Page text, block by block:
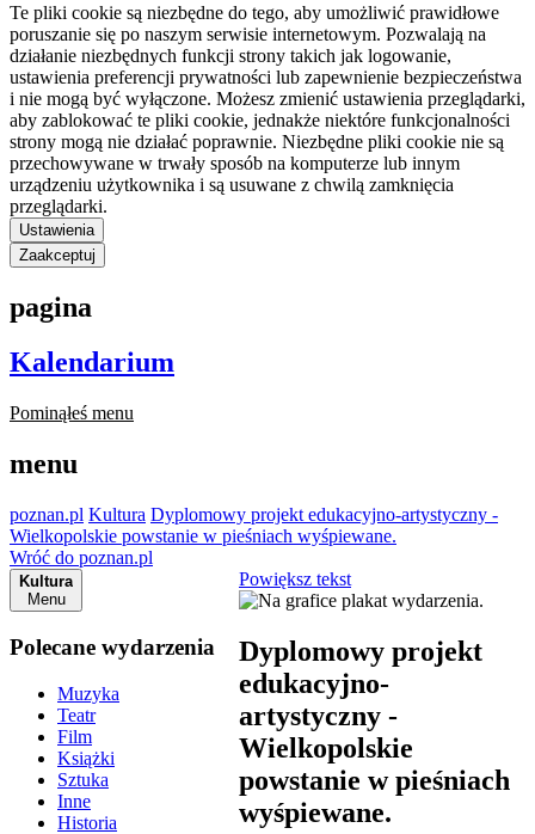
Te pliki cookie są niezbędne do tego, aby umożliwić prawidłowe
poruszanie się po naszym serwisie internetowym. Pozwalają na
działanie niezbędnych funkcji strony takich jak logowanie,
ustawienia preferencji prywatności lub zapewnienie bezpieczeństwa
i nie mogą być wyłączone. Możesz zmienić ustawienia przeglądarki,
aby zablokować te pliki cookie, jednakże niektóre funkcjonalności
strony mogą nie działać poprawnie. Niezbędne pliki cookie nie są
przechowywane w trwały sposób na komputerze lub innym
urządzeniu użytkownika i są usuwane z chwilą zamknięcia
przeglądarki.
Ustawienia
Zaakceptuj
pagina
Kalendarium
Pominąłeś menu
menu
poznan.pl Kultura Dyplomowy projekt edukacyjno-artystyczny -
Wielkopolskie powstanie w pieśniach wyśpiewane.
Wróć do poznan.pl
Kultura
Menu
Polecane wydarzenia
Muzyka
Teatr
Film
Książki
Sztuka
Inne
Historia
Powiększ tekst
Dyplomowy projekt
edukacyjno-
artystyczny -
Wielkopolskie
powstanie w pieśniach
wyśpiewane.